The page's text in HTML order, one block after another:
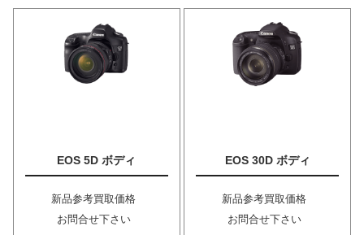
EOS 5D ボディ
新品参考買取価格
お問合せ下さい
EOS 30D ボディ
新品参考買取価格
お問合せ下さい